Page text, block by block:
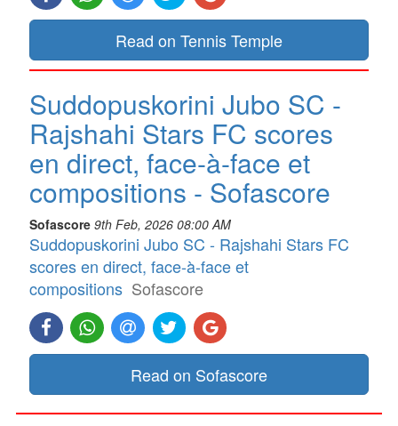
Read on Tennis Temple
Suddopuskorini Jubo SC -
Rajshahi Stars FC scores
en direct, face-à-face et
compositions - Sofascore
Sofascore 9th Feb, 2026 08:00 AM
Suddopuskorini Jubo SC - Rajshahi Stars FC
scores en direct, face-à-face et
compositions Sofascore
Read on Sofascore